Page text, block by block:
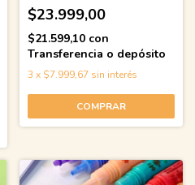
$23.999,00
$21.599,10 con
Transferencia o depósito
3 x $7.999,67 sin interés